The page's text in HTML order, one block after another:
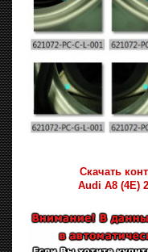
Скачать
Audi A8 (4E)